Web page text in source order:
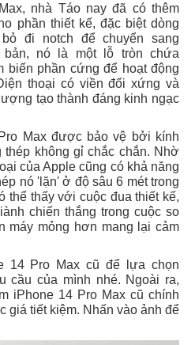
nhà Táo nay đã có thêm
phần thiết kế, đặc biệt dòng
đi notch để chuyển sang
bản, nó là một lỗ tròn chứa
biến phần cứng để hoạt động
thoại có viền đối xứng và
tạo thành đáng kinh ngạc
Max được bảo vệ bởi kính
thép không gỉ chắc chắn. Nhờ
của Apple cũng có khả năng
nó 'lặn' ở độ sâu 6 mét trong
thể thấy với cuộc đua thiết kế,
chiến thắng trong cuộc so
máy mỏng hơn mang lại cảm
14 Pro Max cũ để lựa chọn
cầu của mình nhé. Ngoài ra,
iPhone 14 Pro Max cũ chính
giá tiết kiệm. Nhấn vào ảnh để